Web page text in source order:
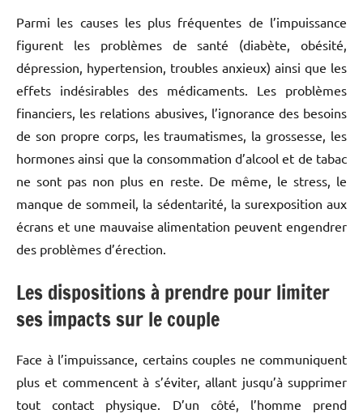
Parmi les causes les plus fréquentes de l’impuissance
figurent les problèmes de santé (diabète, obésité,
dépression, hypertension, troubles anxieux) ainsi que les
effets indésirables des médicaments. Les problèmes
financiers, les relations abusives, l’ignorance des besoins
de son propre corps, les traumatismes, la grossesse, les
hormones ainsi que la consommation d’alcool et de tabac
ne sont pas non plus en reste. De même, le stress, le
manque de sommeil, la sédentarité, la surexposition aux
écrans et une mauvaise alimentation peuvent engendrer
des problèmes d’érection.
Les dispositions à prendre pour limiter
ses impacts sur le couple
Face à l’impuissance, certains couples ne communiquent
plus et commencent à s’éviter, allant jusqu’à supprimer
tout contact physique. D’un côté, l’homme prend